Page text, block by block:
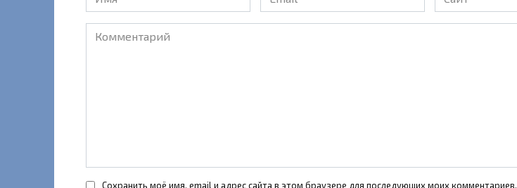
*
*
Комментарий
Сохранить моё имя, email и адрес сайта в этом браузере для последующих моих комментариев.